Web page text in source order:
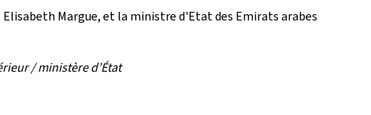
Margue, et la ministre d'Etat des Emirats arabes
/ ministère d’État